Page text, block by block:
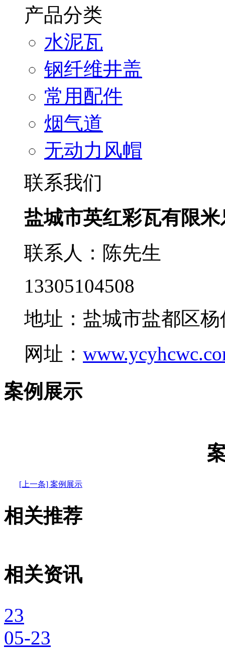
产品分类
水泥瓦
钢纤维井盖
常用配件
烟气道
无动力风帽
联系我们
盐城市英红彩瓦有限
联系人：陈先生
13305104508
地址：盐城市盐都区
网址：
案例展示
[上一条] 案例展示
相关推荐
相关资讯
23
05-23